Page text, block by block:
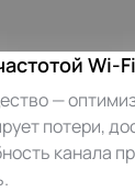
Wi-
—
потери,
канала